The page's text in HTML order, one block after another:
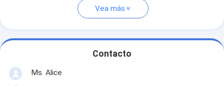
Vea más
Contacto
Ms. Alice